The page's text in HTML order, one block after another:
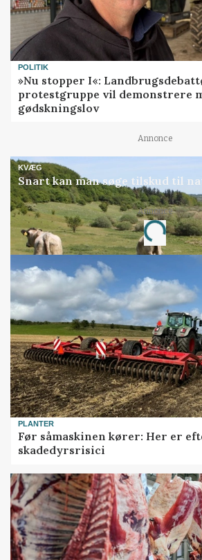
POLITIK
»Nu stopper I«:
protestgruppe vil demonstrere
gødskningslov
Annonce
KVÆG
Snart kan man søge tilskud til
Annonce
Loading...
PLANTER
Før såmaskinen kører: Her er
skadedyrsrisici